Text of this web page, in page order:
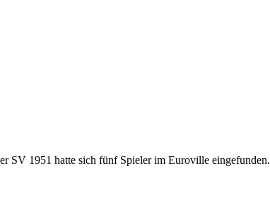
SV 1951 hatte sich fünf Spieler im Euroville eingefunden.